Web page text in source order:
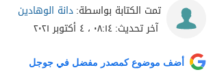
تمت الكتابة بواسطة:دانة الوهادين
آخر تحديث:٠٨:١٤ ، ٤ أكتوبر ٢٠٢١
أضف موضوع كمصدر مفضل في جوجل